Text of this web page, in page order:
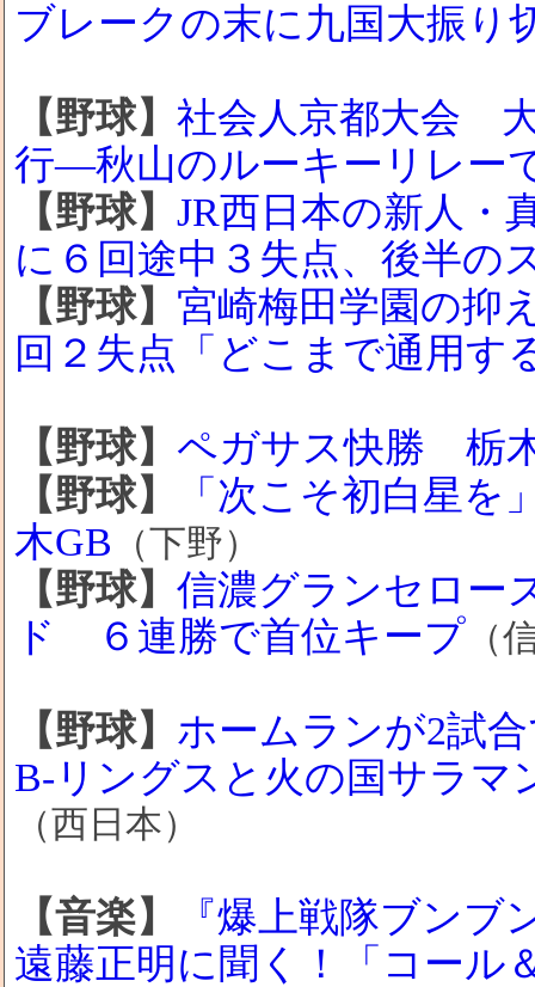
ブレークの末に九国大振り
【野球】 社会人京都大会
行―秋山のルーキーリレー
【野球】 JR西日本の新人・
に６回途中３失点、後半の
【野球】 宮崎梅田学園の抑
回２失点「どこまで通用す
【野球】 ペガサス快勝 栃
【野球】
「次こそ初白星
木GB （下野）
【野球】 信濃グランセロー
ド ６連勝で首位キープ （
【野球】 ホームランが2試
B-リングスと火の国サラマ
（西日本）
【音楽】
『爆上戦隊ブン
遠藤正明に聞く！「コール